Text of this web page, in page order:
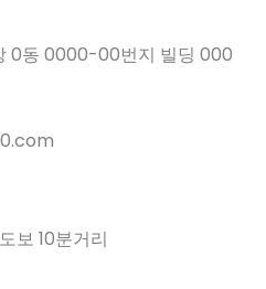
0동 0000-00번지 빌딩 000
보 10분거리